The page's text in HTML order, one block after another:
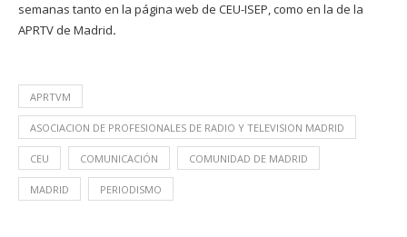
semanas tanto en la página web de CEU-ISEP, como en la de la
APRTV de Madrid.
APRTVM
ASOCIACION DE PROFESIONALES DE RADIO Y TELEVISION MADRID
CEU COMUNICACIÓN COMUNIDAD DE MADRID
MADRID PERIODISMO